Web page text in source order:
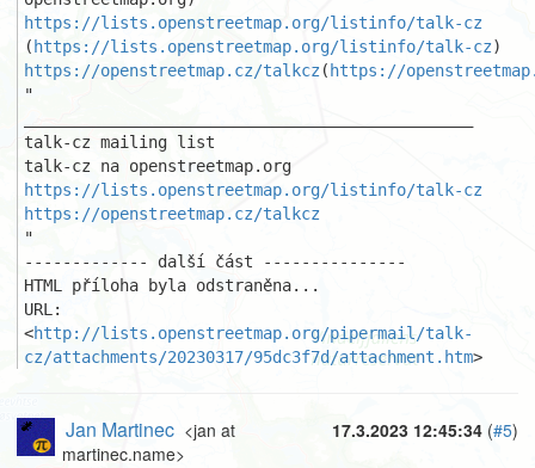
https://lists.openstreetmap.org/listinfo/talk-cz
( https://lists.openstreetmap.org/listinfo/talk-cz
https://openstreetmap.cz/talkcz ( https://
"
talk-cz mailing list
https://lists.openstreetmap.org/listinfo/talk-cz
https://openstreetmap.cz/talkcz
"
------------- další část ---------------
HTML příloha byla odstraněna...
URL:
<http://lists.openstreetmap.org/pipermail/talk-
cz/attachments/20230317/95dc3f7d/attachment.htm>
17.3.2023 12:45:34 (#5)
Jan Martinec <jan at
martinec.name>